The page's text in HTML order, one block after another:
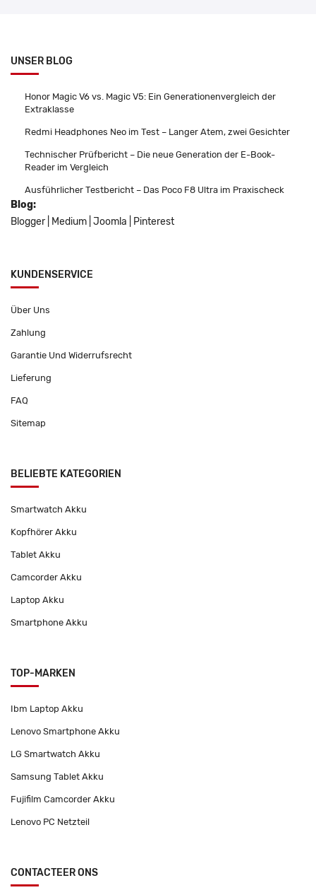
UNSER BLOG
Honor Magic V6 vs. Magic V5: Ein Generationenvergleich der
Extraklasse
Redmi Headphones Neo im Test – Langer Atem, zwei Gesichter
Technischer Prüfbericht – Die neue Generation der E-Book-
Reader im Vergleich
Ausführlicher Testbericht – Das Poco F8 Ultra im Praxischeck
Blog:
Blogger
Medium Joomla Pinterest
KUNDENSERVICE
Über Uns
Zahlung
Garantie Und Widerrufsrecht
Lieferung
FAQ
Sitemap
BELIEBTE KATEGORIEN
Smartwatch Akku
Kopfhörer Akku
Tablet Akku
Camcorder Akku
Laptop Akku
Smartphone Akku
TOP-MARKEN
Ibm Laptop Akku
Lenovo Smartphone Akku
LG Smartwatch Akku
Samsung Tablet Akku
Fujifilm Camcorder Akku
Lenovo PC Netzteil
CONTACTEER ONS